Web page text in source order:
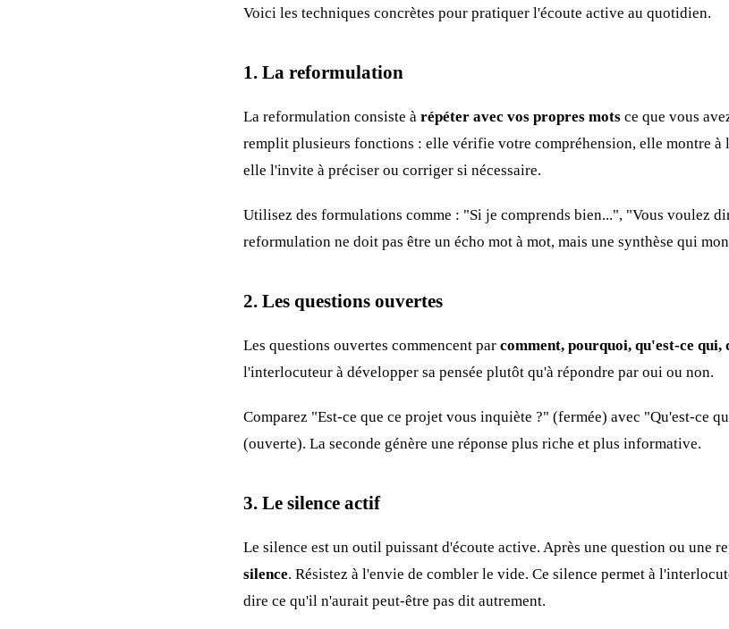
Voici les techniques concrètes pour pratiquer l'écoute active au quotidien.
1. La reformulation
La reformulation consiste à répéter avec vos propres mots ce que vous
remplit plusieurs fonctions : elle vérifie votre compréhension, elle montre à
elle l'invite à préciser ou corriger si nécessaire.
Utilisez des formulations comme : "Si je comprends bien...", "Vous voulez
reformulation ne doit pas être un écho mot à mot, mais une synthèse qui
2. Les questions ouvertes
Les questions ouvertes commencent par comment, pourquoi, qu'est-ce qui,
l'interlocuteur à développer sa pensée plutôt qu'à répondre par oui ou non.
Comparez "Est-ce que ce projet vous inquiète ?" (fermée) avec "Qu'est-ce
(ouverte). La seconde génère une réponse plus riche et plus informative.
3. Le silence actif
Le silence est un outil puissant d'écoute active. Après une question ou une
silence. Résistez à l'envie de combler le vide. Ce silence permet à
dire ce qu'il n'aurait peut-être pas dit autrement.